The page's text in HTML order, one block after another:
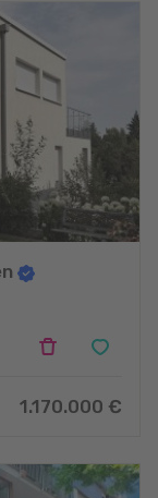
1.170.000 €